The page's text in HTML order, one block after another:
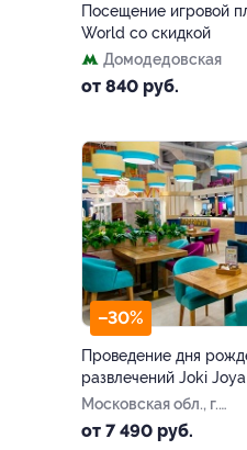
Посещение игровой
World со скидкой
Домодедовская
от 840 руб.
–30%
Проведение дня
развлечений Joki Joya
Московская обл., г.
Красногорск,
от 7 490 руб.